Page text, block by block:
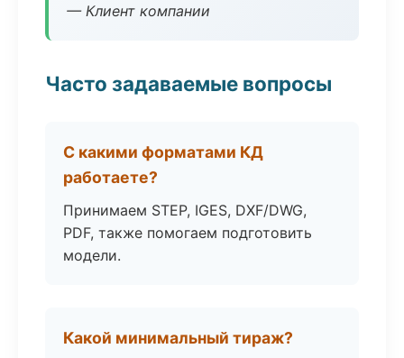
— Клиент компании
Часто задаваемые вопросы
С какими форматами КД
работаете?
Принимаем STEP, IGES, DXF/DWG,
PDF, также помогаем подготовить
модели.
Какой минимальный тираж?